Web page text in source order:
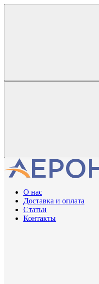
О нас
Доставка и оплата
Статьи
Контакты